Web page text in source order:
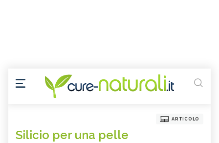
ARTICOLO
Silicio per una pelle